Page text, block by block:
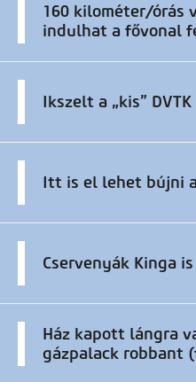
160 kilométer/órás
indulhat a fővonal
Ikszelt a „kis” DVTK
Itt is el lehet bújni
Cservenyák Kinga
Ház kapott lángra
gázpalack robbant